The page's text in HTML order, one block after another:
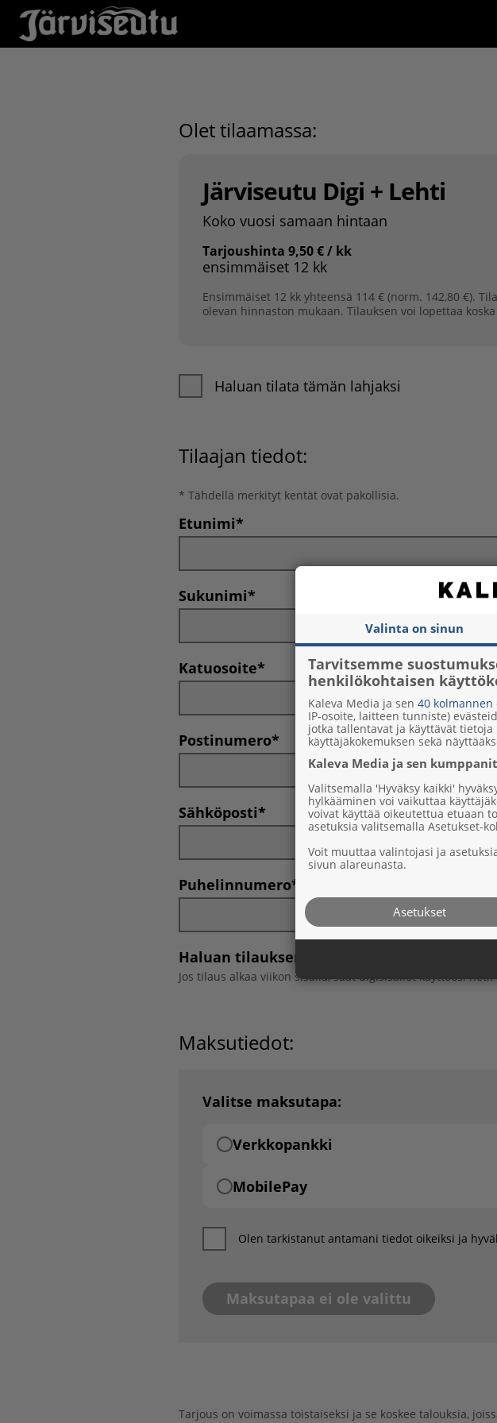
Olet tilaamassa:
Järviseutu Digi + Lehti
Koko vuosi samaan hintaan
Tarjoushinta 9,50€/ kk
ensimmäiset 12 kk
Ensimmäiset 12 kk yhteensä 114 € (norm. 142,80 €).
olevan hinnaston mukaan. Tilauksen voi lopettaa
Haluan tilata tämän lahjaksi
Tilaajan tiedot:
* Tähdellä merkityt kentät ovat pakollisia.
Etunimi*
Sukunimi*
Katuosoite*
Postinumero*
Sähköposti*
Puhelinnumero*
Haluan tilauksen alkavan*
Jos tilaus alkaa viikon sisällä, saat digisisällöt käyttöösi heti.
Maksutiedot:
Valitse maksutapa:
Verkkopankki
MobilePay
Olen tarkistanut antamani tiedot oikeiksi ja
Tarjous on voimassa toistaiseksi ja se koskee talouksia,
Valinta on sinun
Tarvitsemme
henkilökohtaisen
Kaleva Media ja sen 40 kolmannen
IP-osoite, laitteen tunniste)
jotka tallentavat ja käyttävät
käyttäjäkokemuksen sekä
Kaleva Media ja sen
Valitsemalla 'Hyväksy kaikki'
hylkääminen voi vaikuttaa
voivat käyttää oikeutettua etuaan
asetuksia valitsemalla Asetukset-
Voit muuttaa valintojasi ja
sivun alareunasta.
Asetukset